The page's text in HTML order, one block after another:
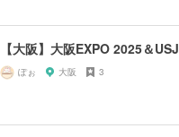
【大阪】大阪EXPO 2025＆USJ
ぽぉ 大阪 3